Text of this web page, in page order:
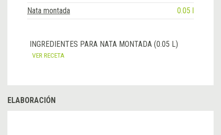
Nata montada
0.05 l
INGREDIENTES PARA NATA MONTADA (0.05 L)
VER RECETA
ELABORACIÓN